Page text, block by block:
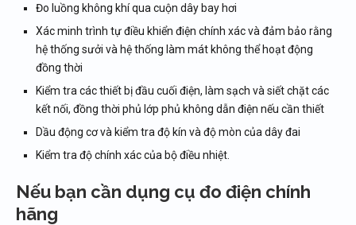
Đo luồng không khí qua cuộn dây bay hơi
Xác minh trình tự điều khiển điện chính xác và đảm bảo rằng
hệ thống sưởi và hệ thống làm mát không thể hoạt động
đồng thời
Kiểm tra các thiết bị đầu cuối điện, làm sạch và siết chặt các
kết nối, đồng thời phủ lớp phủ không dẫn điện nếu cần thiết
Dầu động cơ và kiểm tra độ kín và độ mòn của dây đai
Kiểm tra độ chính xác của bộ điều nhiệt.
Nếu bạn cần dụng cụ đo điện chính
hãng